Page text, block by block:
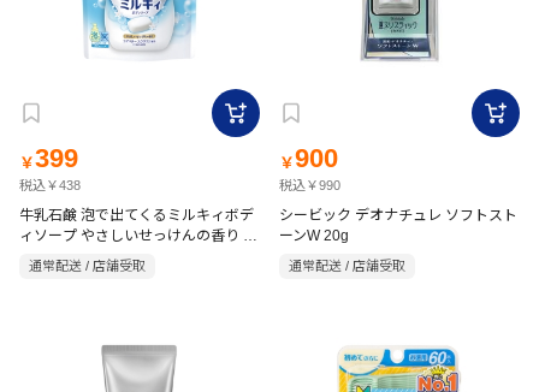
￥399
税込￥438
牛乳石鹸 泡で出てくるミルキィボデ
ィソープ やさしいせっけんの香り 詰
替用 450ml
通常配送 / 店舗受取
￥900
税込￥990
シービック デオナチュレ ソフトスト
ーンW 20g
通常配送 / 店舗受取